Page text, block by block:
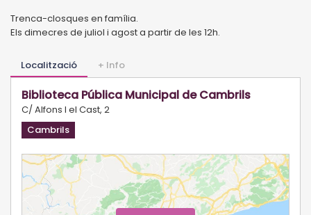
Trenca-closques en família.
Els dimecres de juliol i agost a partir de les 12h.
Localització + Info
Biblioteca Pública Municipal de Cambrils
C/ Alfons I el Cast, 2
Cambrils